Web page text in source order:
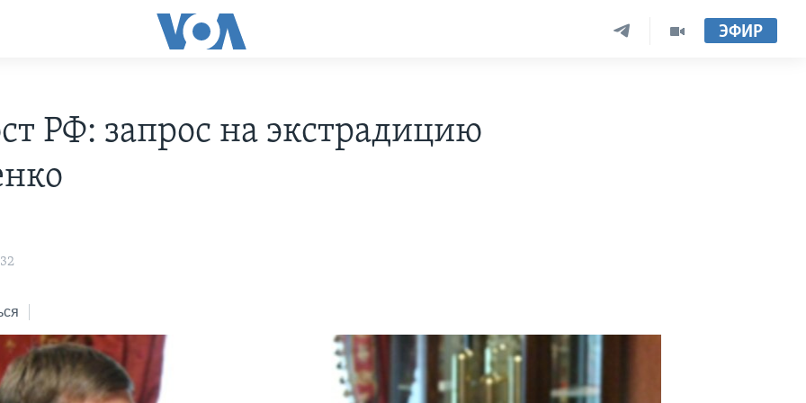
ЭФИР
РФ: запрос на экстрадицию